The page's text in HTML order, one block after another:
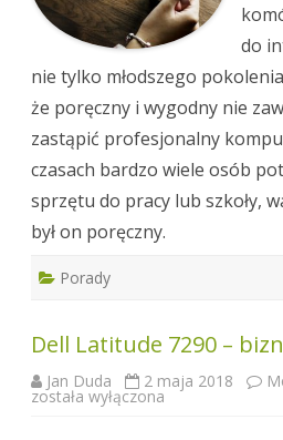
do
nie tylko młodszego
że poręczny i wygodny nie
zastąpić profesjonalny
czasach bardzo wiele osób
sprzętu do pracy lub szkoły,
był on poręczny.
Porady
Dell Latitude 7290 –
Jan Duda 2 maja 2018
została wyłączona